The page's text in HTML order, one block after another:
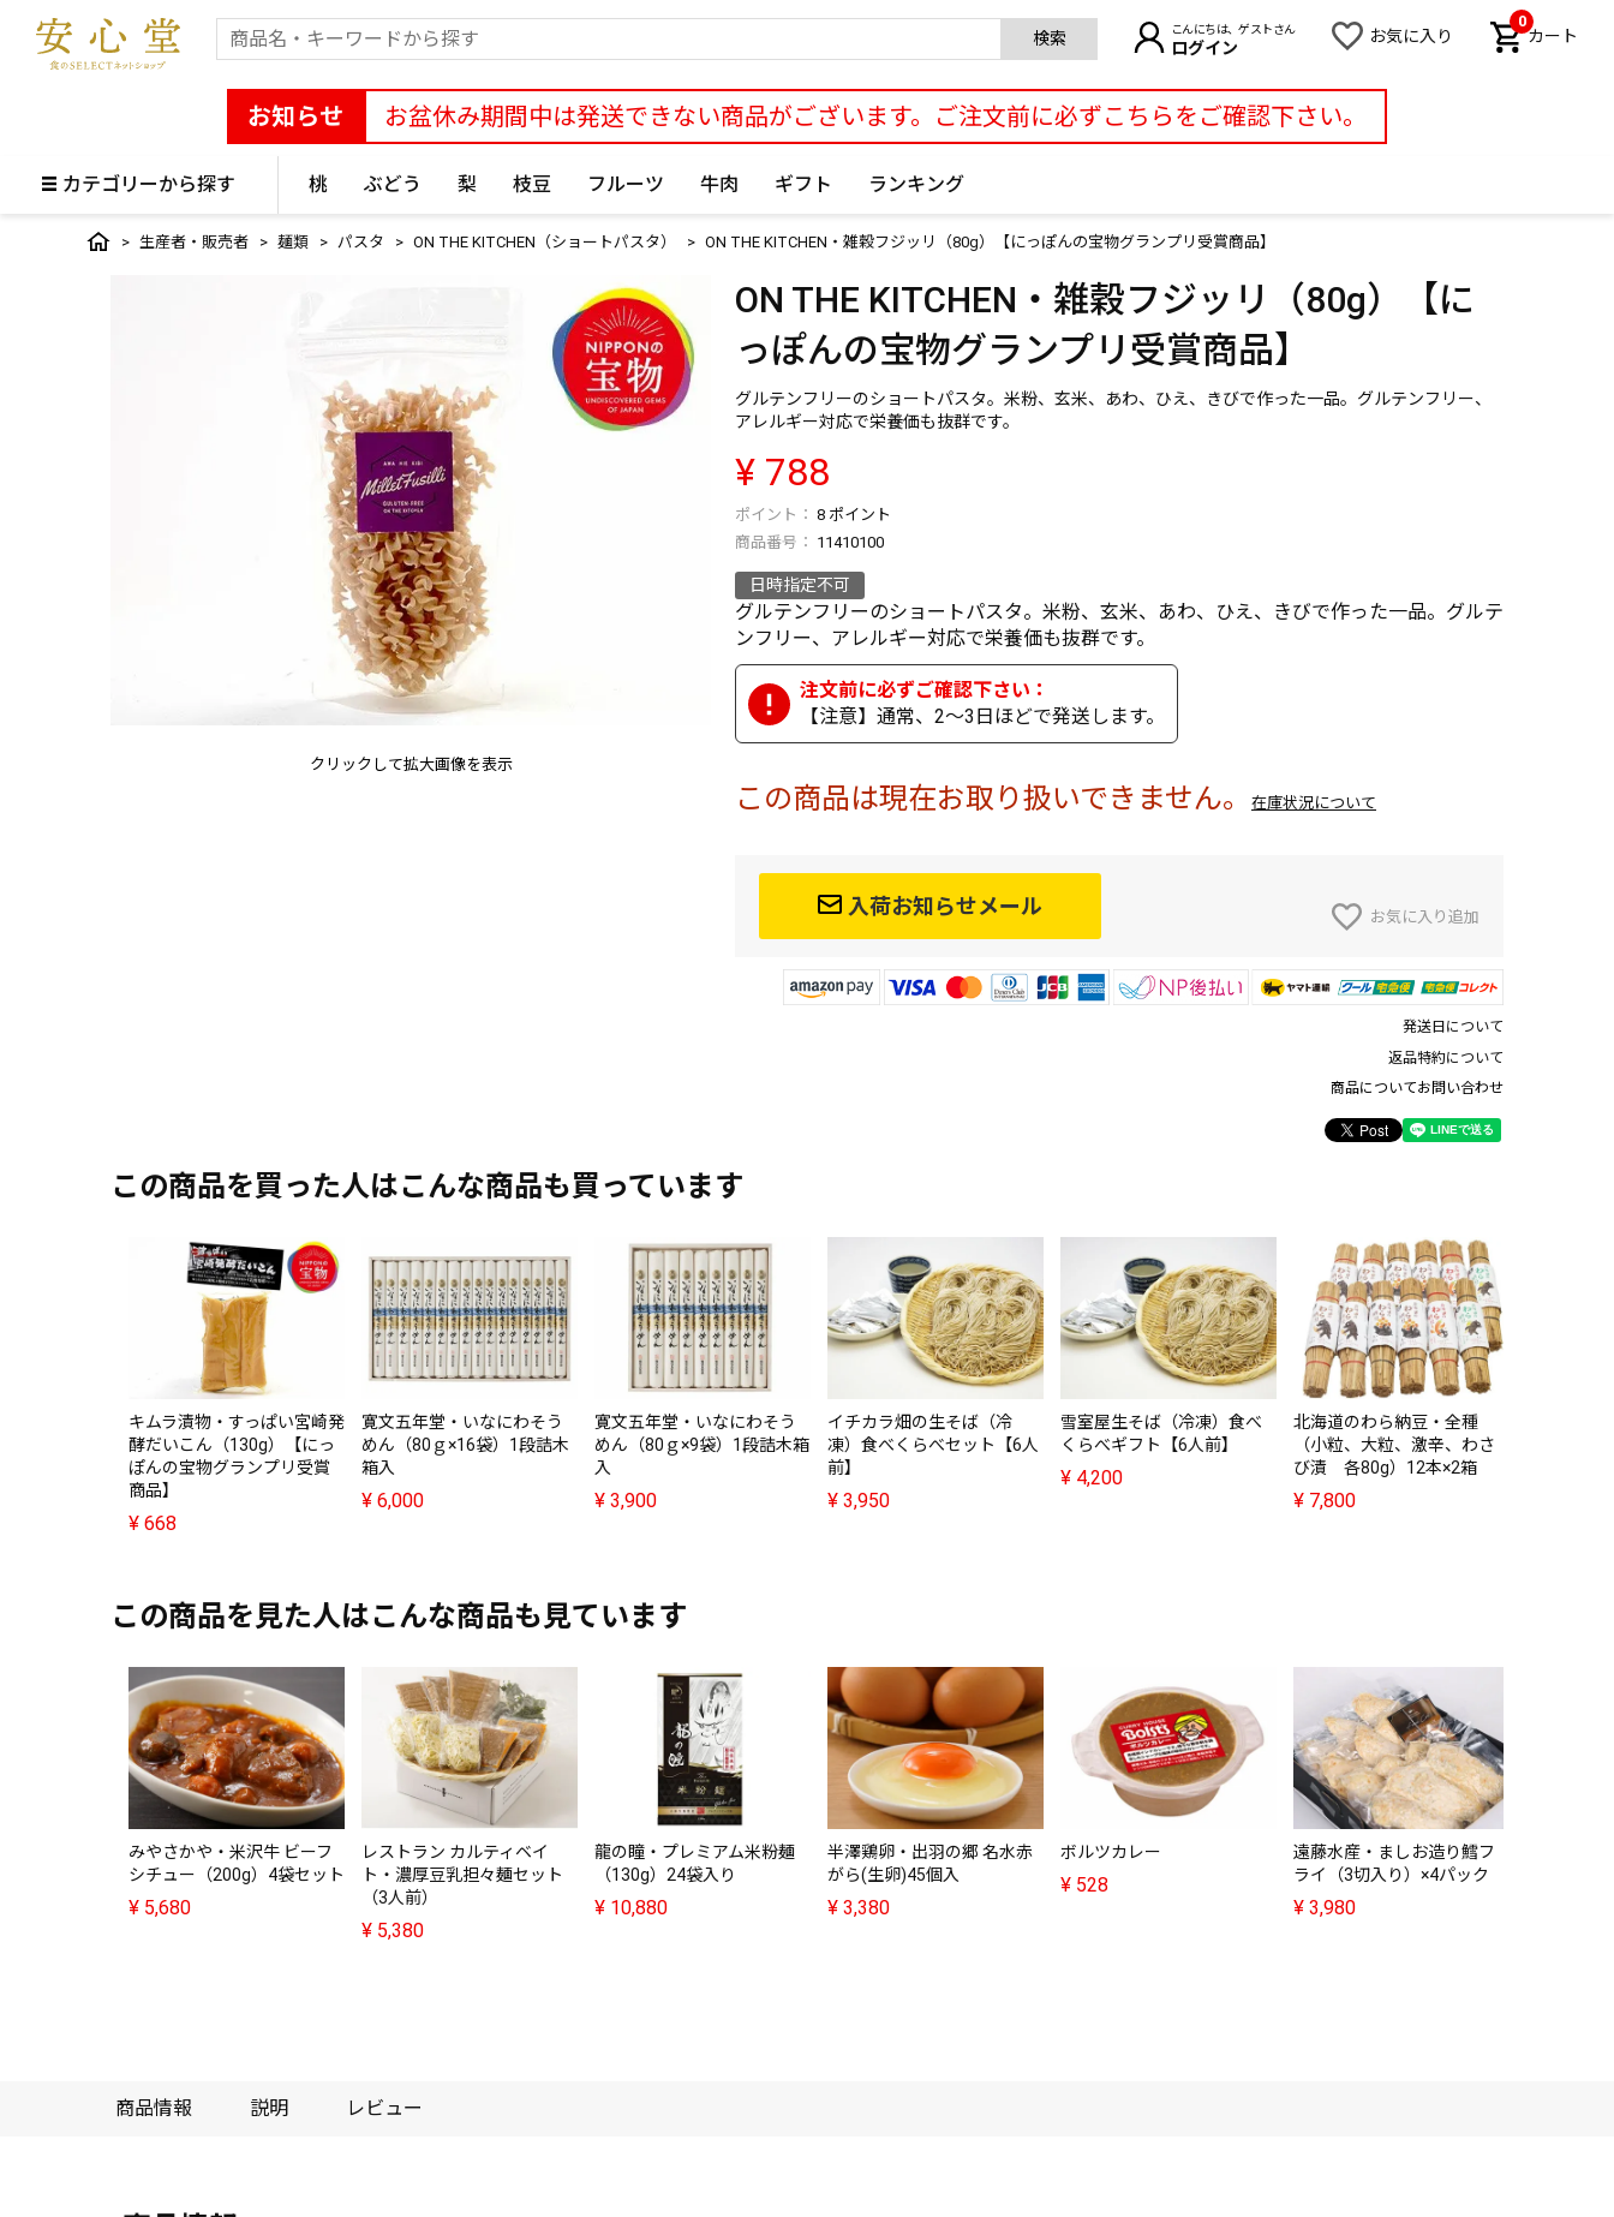
検索 こんにちは、ゲストさん
ログイン
お気に入り カート
0
お知らせ お盆休み期間中は発送できない商品がございます。ご注文前に必ずこちらをご確認下さい。
カテゴリーから探す 桃 ぶどう 梨 枝豆 フルーツ 牛肉 ギフト ランキング
生産者・販売者 麺類 パスタ ON THE KITCHEN（ショートパスタ） ON THE KITCHEN・雑穀フジッリ（80g）【にっぽんの宝物グランプリ受賞商品】
クリックして拡大画像を表示
ON THE KITCHEN・雑穀フジッリ（80g）【に
っぽんの宝物グランプリ受賞商品】
グルテンフリーのショートパスタ。米粉、玄米、あわ、ひえ、きびで作った一品。グルテンフリー、
アレルギー対応で栄養価も抜群です。
¥ 788
8 ポイント
商品番号
11410100
日時指定不可
グルテンフリーのショートパスタ。米粉、玄米、あわ、ひえ、きびで作った一品。グルテ
ンフリー、アレルギー対応で栄養価も抜群です。
【注意】通常、2～3日ほどで発送します。
この商品は現在お取り扱いできません。 在庫状況について
お気に入り追加
入荷お知らせメール
発送日について
返品特約について
商品についてお問い合わせ
この商品を買った人はこんな商品も買っています
キムラ漬物・すっぱい宮崎発
酵だいこん（130g）【にっ
ぽんの宝物グランプリ受賞
商品】
¥ 668
寛文五年堂・いなにわそう
めん（80ｇ×16袋）1段詰木
箱入
¥ 6,000
寛文五年堂・いなにわそう
めん（80ｇ×9袋）1段詰木箱
入
¥ 3,900
イチカラ畑の生そば（冷
凍）食べくらべセット【6人
前】
¥ 3,950
雪室屋生そば（冷凍）食べ
くらべギフト【6人前】
¥ 4,200
北海道のわら納豆・全種
（小粒、大粒、激辛、わさ
び漬 各80g）12本×2箱
¥ 7,800
この商品を見た人はこんな商品も見ています
みやさかや・米沢牛 ビーフ
シチュー（200g）4袋セット
¥ 5,680
レストラン カルティベイ
ト・濃厚豆乳担々麺セット
（3人前）
¥ 5,380
龍の瞳・プレミアム米粉麺
（130g）24袋入り
¥ 10,880
半澤鶏卵・出羽の郷 名水赤
がら(生卵)45個入
¥ 3,380
ボルツカレー
¥ 528
遠藤水産・ましお造り鱈フ
ライ（3切入り）×4パック
¥ 3,980
商品情報 説明 レビュー